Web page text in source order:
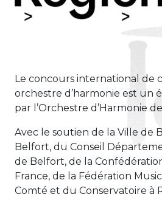
Le concours international de
orchestre d’harmonie est un
par l’Orchestre d’Harmonie
Avec le soutien de la Ville de
Belfort, du Conseil
de Belfort, de la
France, de la Fédération
Comté et du Conservatoire à